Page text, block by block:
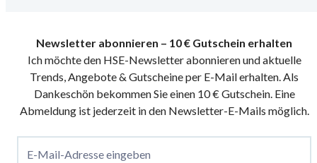
Newsletter abonnieren – 10 € Gutschein erhalten
Ich möchte den HSE-Newsletter abonnieren und aktuelle
Trends, Angebote & Gutscheine per E-Mail erhalten. Als
Dankeschön bekommen Sie einen 10 € Gutschein. Eine
Abmeldung ist jederzeit in den Newsletter-E-Mails möglich.
E-Mail-Adresse eingeben